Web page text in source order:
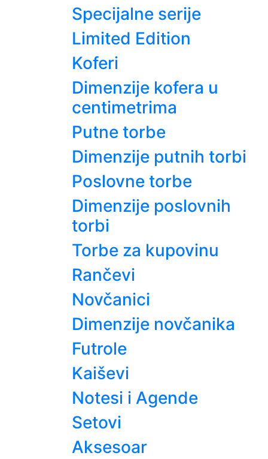
Specijalne serije
Limited Edition
Koferi
Dimenzije kofera u
centimetrima
Putne torbe
Dimenzije putnih torbi
Poslovne torbe
Dimenzije poslovnih
torbi
Torbe za kupovinu
Rančevi
Novčanici
Dimenzije novčanika
Futrole
Kaiševi
Notesi i Agende
Setovi
Aksesoar